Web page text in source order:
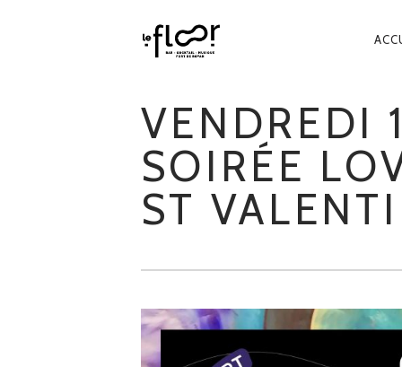
VENDREDI
SOIRÉE
ST